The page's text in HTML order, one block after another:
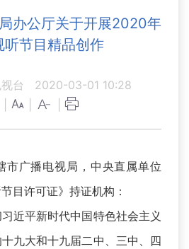
办公厅关于开展2020年
听节目精品创作
台
2020-03-01 10:28
市广播电视局，中央直属单位
目许可证》持证机构：
近平新时代中国特色社会主义
九大和十九届二中、三中、四